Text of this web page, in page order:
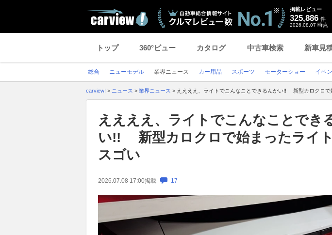
掲載レビュー
325,886 件
2026.08.07 時点
トップ 360°ビュー カタログ 中古車検索 新車見
総合 ニューモデル 業界ニュース カー用品 スポーツ モーターショー イベ
carview! > ニュース > 業界ニュース > ええええ、ライトでこんなことできるんかい!! 新型カロクロで
ええええ、ライトでこんなことでき
い!! 新型カロクロで始まったライ
スゴい
2026.07.08 17:00掲載 17